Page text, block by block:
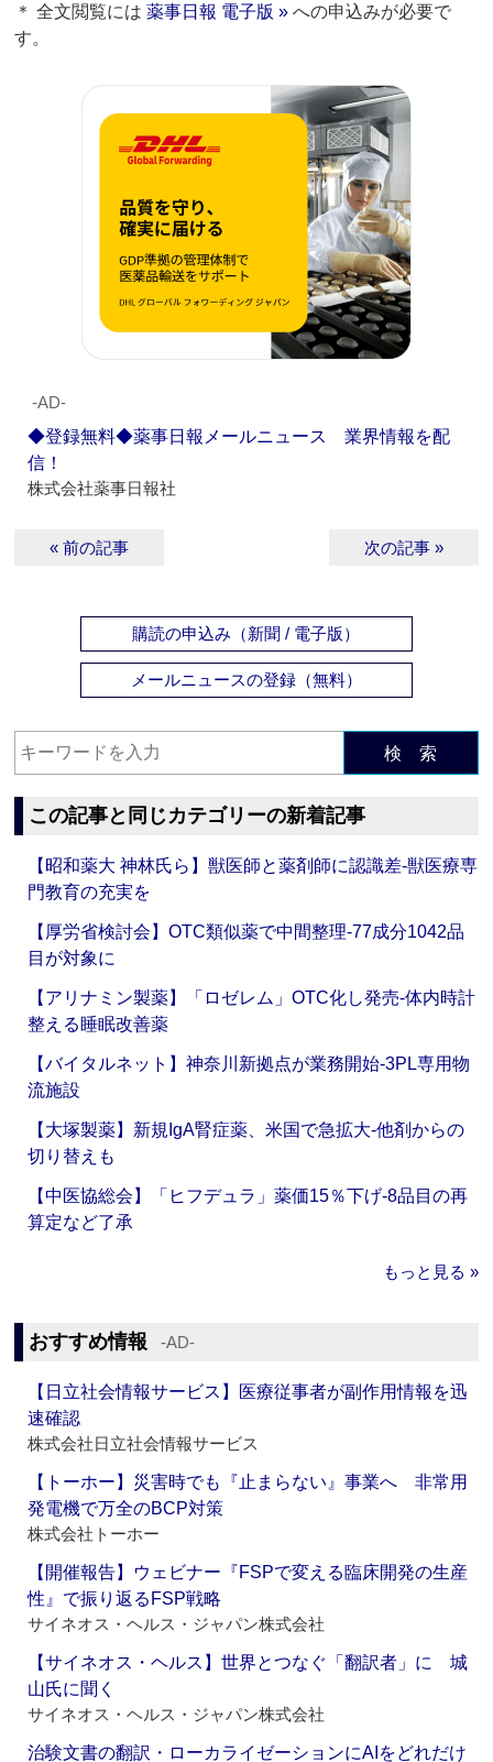
＊ 全文閲覧には薬事日報 電子版 » への申込みが必要で
す。
‐AD‐
◆登録無料◆薬事日報メールニュース 業界情報を配
信！
株式会社薬事日報社
« 前の記事 次の記事 »
購読の申込み（新聞 / 電子版）
メールニュースの登録（無料）
検 索
この記事と同じカテゴリーの新着記事
【昭和薬大 神林氏ら】獣医師と薬剤師に認識差‐獣医療専
門教育の充実を
【厚労省検討会】OTC類似薬で中間整理‐77成分1042品
目が対象に
【アリナミン製薬】「ロゼレム」OTC化し発売‐体内時計
整える睡眠改善薬
【バイタルネット】神奈川新拠点が業務開始‐3PL専用物
流施設
【大塚製薬】新規IgA腎症薬、米国で急拡大‐他剤からの
切り替えも
【中医協総会】「ヒフデュラ」薬価15％下げ‐8品目の再
算定など了承
もっと見る »
おすすめ情報 ‐AD‐
【日立社会情報サービス】医療従事者が副作用情報を迅
速確認
株式会社日立社会情報サービス
【トーホー】災害時でも『止まらない』事業へ 非常用
発電機で万全のBCP対策
株式会社トーホー
【開催報告】ウェビナー『FSPで変える臨床開発の生産
性』で振り返るFSP戦略
サイネオス・ヘルス・ジャパン株式会社
【サイネオス・ヘルス】世界とつなぐ「翻訳者」に 城
山氏に聞く
サイネオス・ヘルス・ジャパン株式会社
治験文書の翻訳・ローカライゼーションにAIをどれだけ